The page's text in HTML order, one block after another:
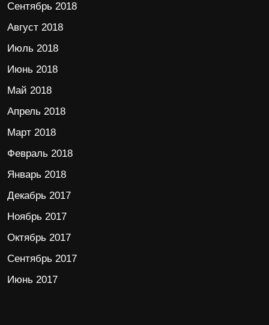
Сентябрь 2018
Август 2018
Июль 2018
Июнь 2018
Май 2018
Апрель 2018
Март 2018
Февраль 2018
Январь 2018
Декабрь 2017
Ноябрь 2017
Октябрь 2017
Сентябрь 2017
Июнь 2017